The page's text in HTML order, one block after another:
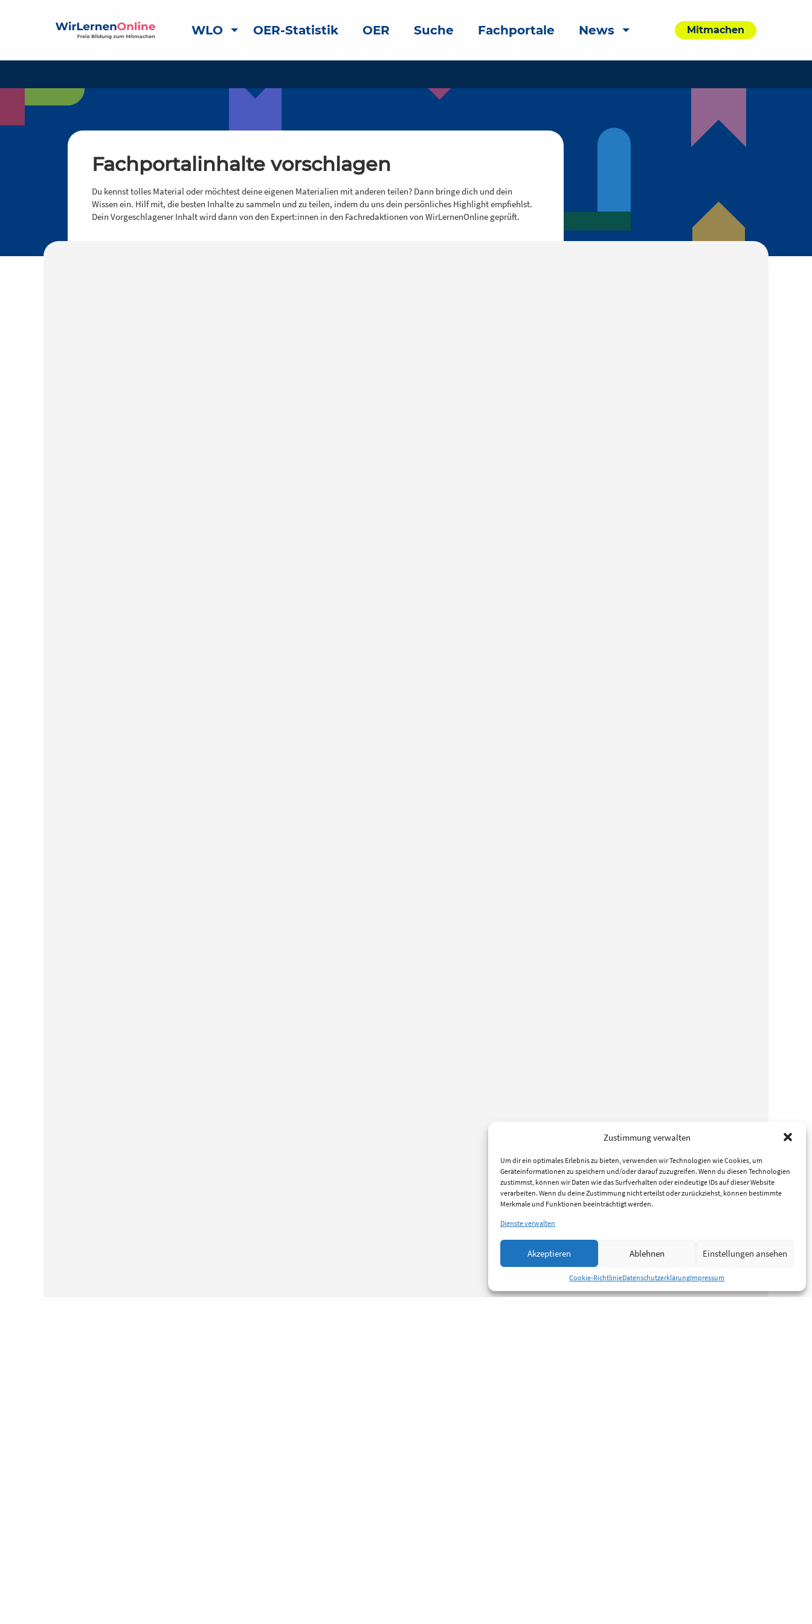
Zustimmung verwalten
Um dir ein optimales Erlebnis zu bieten, verwenden wir Technologien wie Cookies, um
Geräteinformationen zu speichern und/oder darauf zuzugreifen. Wenn du diesen Technologien
zustimmst, können wir Daten wie das Surfverhalten oder eindeutige IDs auf dieser Website
verarbeiten. Wenn du deine Zustimmung nicht erteilst oder zurückziehst, können bestimmte
Merkmale und Funktionen beeinträchtigt werden.
Dienste verwalten
Akzeptieren Ablehnen Einstellungen ansehen
Cookie-RichtlinieDatenschutzerklärungImpressum
WLO OER-Statistik OER Suche Fachportale News Mitmachen
Fachportalinhalte vorschlagen
Du kennst tolles Material oder möchtest deine eigenen Materialien mit anderen teilen? Dann bringe dich und dein
Wissen ein. Hilf mit, die besten Inhalte zu sammeln und zu teilen, indem du uns dein persönliches Highlight empfiehlst.
Dein Vorgeschlagener Inhalt wird dann von den Expert:innen in den Fachredaktionen von WirLernenOnline geprüft.